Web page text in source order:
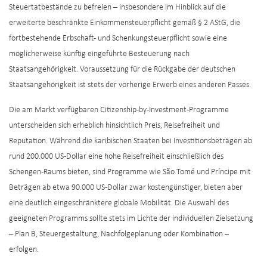
Steuertatbestände zu befreien – insbesondere im Hinblick auf die
erweiterte beschränkte Einkommensteuerpflicht gemäß § 2 AStG, die
fortbestehende Erbschaft- und Schenkungsteuerpflicht sowie eine
möglicherweise künftig eingeführte Besteuerung nach
Staatsangehörigkeit. Voraussetzung für die Rückgabe der deutschen
Staatsangehörigkeit ist stets der vorherige Erwerb eines anderen Passes.
Die am Markt verfügbaren Citizenship-by-Investment-Programme
unterscheiden sich erheblich hinsichtlich Preis, Reisefreiheit und
Reputation. Während die karibischen Staaten bei Investitionsbeträgen ab
rund 200.000 US-Dollar eine hohe Reisefreiheit einschließlich des
Schengen-Raums bieten, sind Programme wie São Tomé und Príncipe mit
Beträgen ab etwa 90.000 US-Dollar zwar kostengünstiger, bieten aber
eine deutlich eingeschränktere globale Mobilität. Die Auswahl des
geeigneten Programms sollte stets im Lichte der individuellen Zielsetzung
– Plan B, Steuergestaltung, Nachfolgeplanung oder Kombination –
erfolgen.